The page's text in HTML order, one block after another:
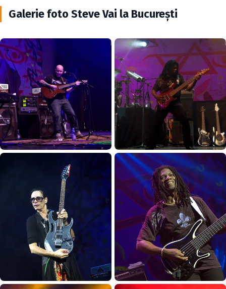
Galerie foto Steve Vai la Bucureşti